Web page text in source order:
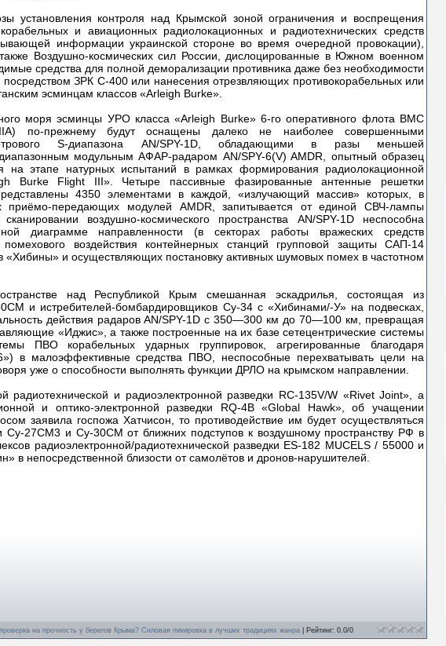
установления контроля над Крымской зоной ограничения и воспрещения
и авиационных радиолокационных и радиотехнических средств
информации украинской стороне во время очередной провокации),
Воздушно-космических сил России, дислоцированные в Южном военном
средства для полной деморализации противника даже без необходимости
ЗРК С-400 или нанесения отрезвляющих противокорабельных или
эсминцам классов «Arleigh Burke».
моря эсминцы УРО класса «Arleigh Burke» 6-го оперативного флота ВМС
прежнему будут оснащены далеко не наиболее совершенными
S-диапазона AN/SPY-1D, обладающими в разы меньшей
модульным АФАР-радаром AN/SPY-6(V) AMDR, опытный образец
на этапе натурных испытаний в рамках формирования радиолокационной
Burke Flight III». Четыре пассивные фазированные антенные решетки
4350 элементами в каждой, «излучающий массив» которых, в
приёмо-передающих модулей AMDR, запитывается от единой СВЧ-лампы
воздушно-космического пространства AN/SPY-1D неспособна
диаграмме направленности (в секторах работы вражеских средств
помехового воздействия контейнерных станций групповой защиты САП-14
«Хибины» и осуществляющих постановку активных шумовых помех в частотном
над Республикой Крым смешанная эскадрилья, состоящая из
и истребителей-бомбардировщиков Су-34 с «Хибинами/-У» на подвесках,
действия радаров AN/SPY-1D с 350—300 км до 70—100 км, превращая
«Иджис», а также построенные на их базе сетецентрические системы
ПВО корабельных ударных группировок, агрегированные благодаря
в малоэффективные средства ПВО, неспособные перехватывать цели на
уже о способности выполнять функции ДРЛО на крымском направлении.
радиотехнической и радиоэлектронной разведки RC-135V/W «Rivet Joint», а
и оптико-электронной разведки RQ-4B «Global Hawk», об учащении
заявила госпожа Хатчисон, то противодействие им будет осуществляться
Су-27СМ3 и Су-30СМ от ближних подступов к воздушному пространству РФ в
радиоэлектронной/радиотехнической разведки ES-182 MUCELS / 55000 и
в непосредственной близости от самолётов и дронов-нарушителей.
на прочность у берегов Крыма? Силовая пикировка в лучших традициях жанра Рейтинг: 0.0/0